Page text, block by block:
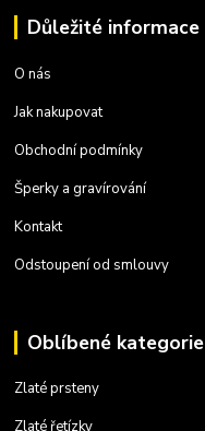
Důležité informace
O nás
Jak nakupovat
Obchodní podmínky
Šperky a gravírování
Kontakt
Odstoupení od smlouvy
Oblíbené kategorie
Zlaté prsteny
Zlaté řetízky